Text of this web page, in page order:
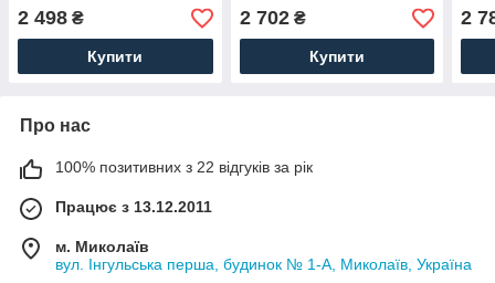
конектора, кабель 2м.
Угорщина
2 498 ₴
Купити
2 702₴
Купити
2
Про нас
100% позитивних з 22 відгуків за рік
Працює з 13.12.2011
м. Миколаїв
вул. Інгульська перша, будинок № 1-А, Миколаїв, Україна